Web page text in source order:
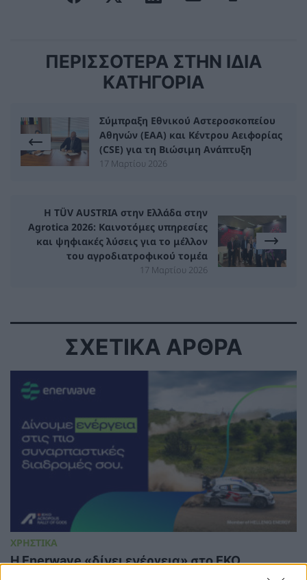
ΠΕΡΙΣΣΟΤΕΡΑ ΣΤΗΝ ΙΔΙΑ
ΚΑΤΗΓΟΡΙΑ
Σύμπραξη Εθνικού Αστεροσκοπείου
Αθηνών (ΕΑΑ) και Κέντρου Αειφορίας
(CSE) για τη Βιώσιμη Ανάπτυξη
17 Μαρτίου 2026
Η TÜV AUSTRIA στην Ελλάδα στην
Agrotica 2026: Καινοτόμες υπηρεσίες
και ψηφιακές λύσεις για το μέλλον
του αγροδιατροφικού τομέα
17 Μαρτίου 2026
ΣΧΕΤΙΚΑ ΑΡΘΡΑ
ΧΡΗΣΤΙΚΑ
Η Enerwave «δίνει ενέργεια» στο EKO